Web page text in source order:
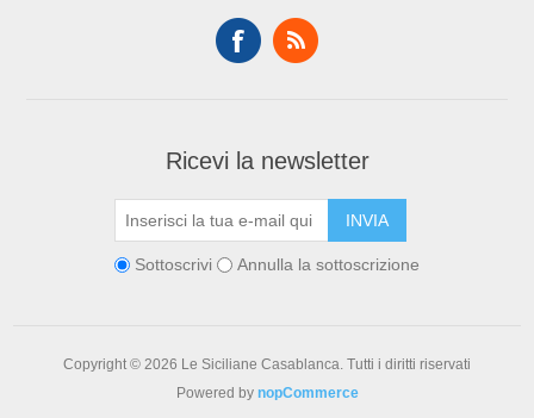
Ricevi la newsletter
Sottoscrivi Annulla la sottoscrizione
Copyright © 2026 Le Siciliane Casablanca. Tutti i diritti riservati
Powered by nopCommerce